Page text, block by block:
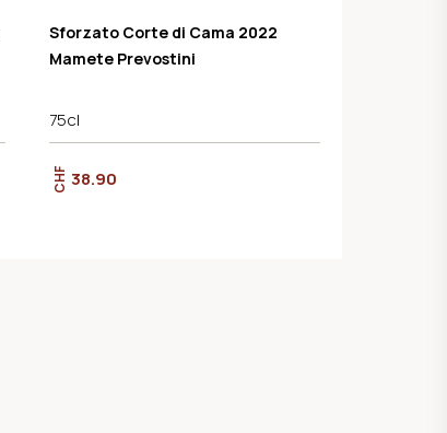
Sforzato Corte di Cama 2022
Mamete Prevostini
75cl
CHF 38.90